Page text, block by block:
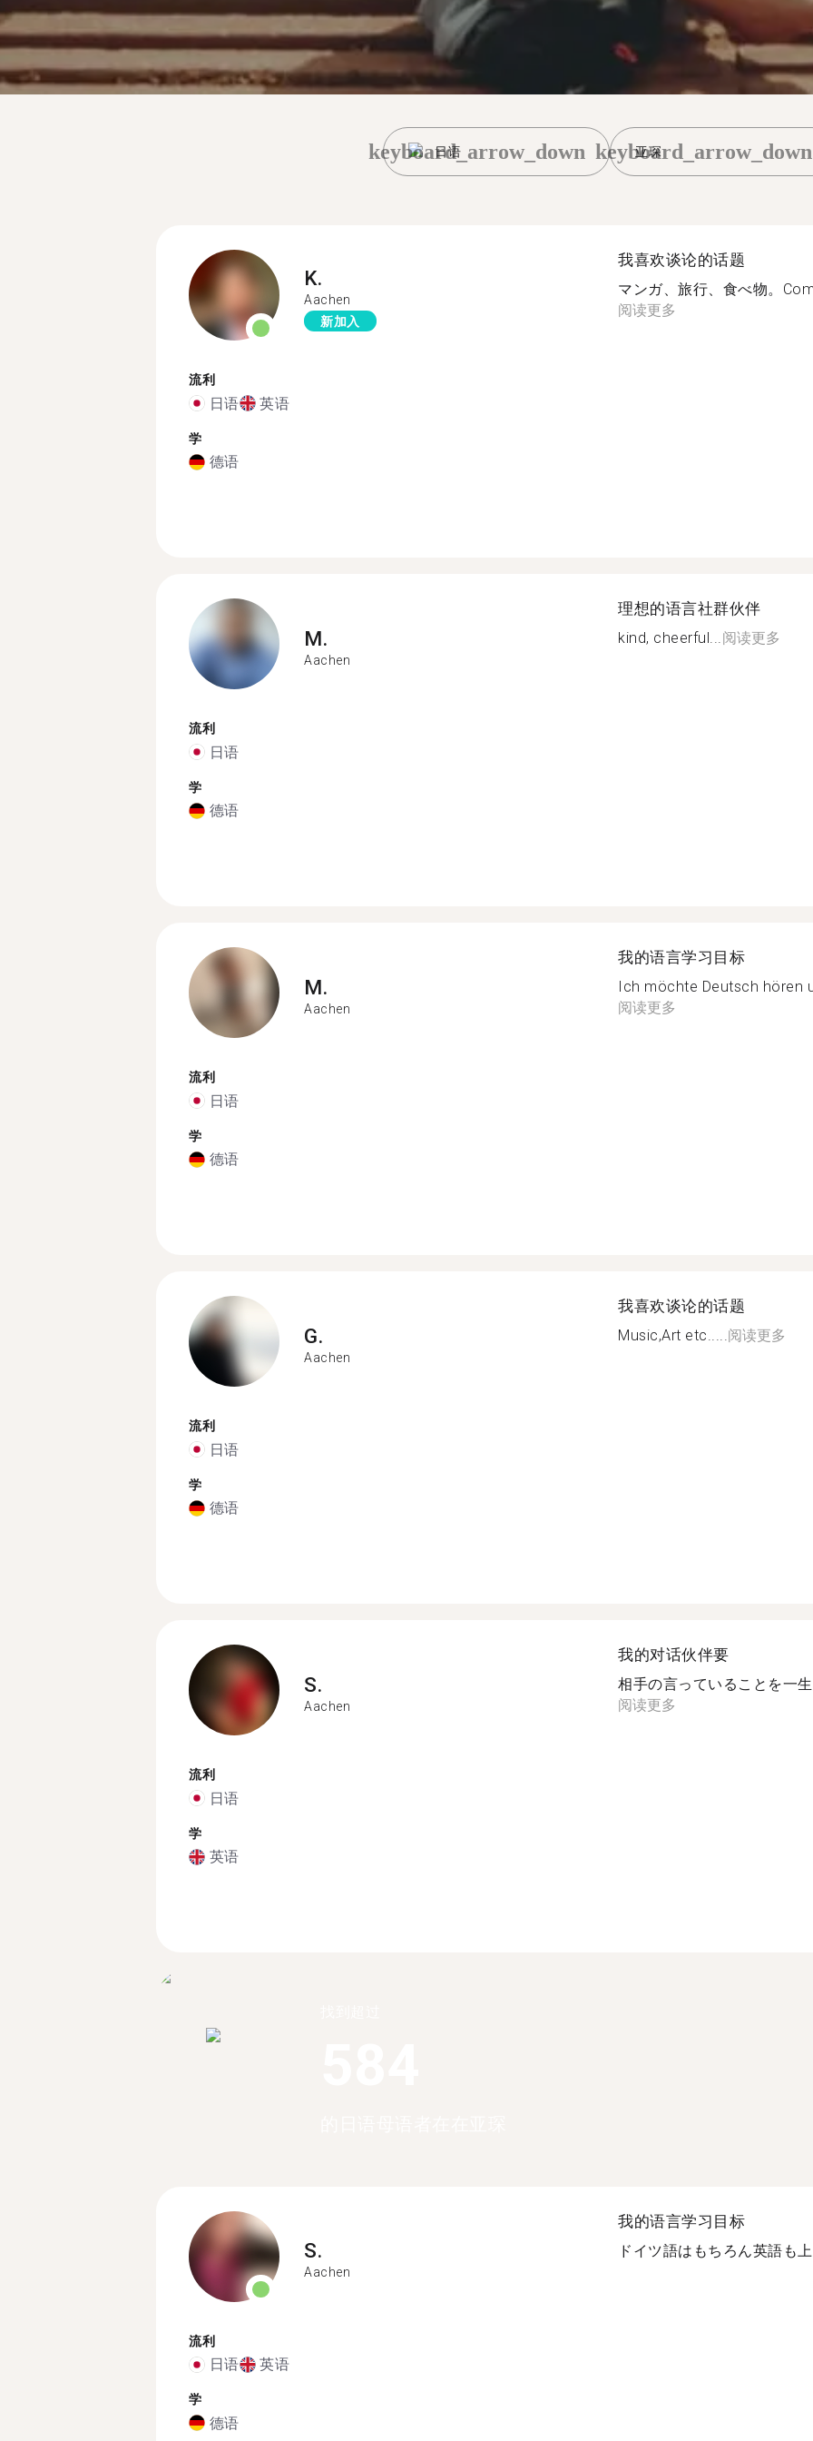
日语
keyboard_arrow_down 亚琛
keyboard_arrow_down
K.
Aachen
新加入
流利
日语 英语
学
德语
我喜欢谈论的话题
マンガ、旅行、食べ物。
阅读更多
M.
Aachen
流利
日语
学
德语
理想的语言社群伙伴
kind, cheerful...阅读更多
M.
Aachen
流利
日语
学
德语
我的语言学习目标
Ich möchte Deutsch hören
阅读更多
G.
Aachen
流利
日语
学
德语
我喜欢谈论的话题
Music,Art etc.....阅读更多
S.
Aachen
流利
日语
学
英语
我的对话伙伴要
相手の言っていることを一
阅读更多
S.
Aachen
流利
日语 英语
学
德语
我的语言学习目标
ドイツ語はもちろん英語も